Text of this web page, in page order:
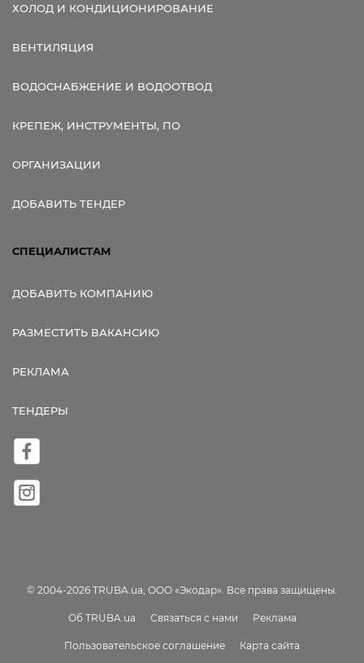
ХОЛОД И КОНДИЦИОНИРОВАНИЕ
ВЕНТИЛЯЦИЯ
ВОДОСНАБЖЕНИЕ И ВОДООТВОД
КРЕПЕЖ, ИНСТРУМЕНТЫ, ПО
ОРГАНИЗАЦИИ
ДОБАВИТЬ ТЕНДЕР
СПЕЦИАЛИСТАМ
ДОБАВИТЬ КОМПАНИЮ
РАЗМЕСТИТЬ ВАКАНСИЮ
РЕКЛАМА
ТЕНДЕРЫ
© 2004-2026 TRUBA.ua, ООО «Экодар». Все права защищены.
Об TRUBA.ua Связаться с нами Реклама
Пользовательское соглашение Карта сайта